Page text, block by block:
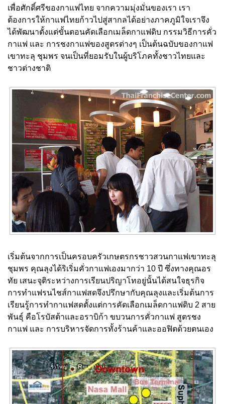
เพื่อศักดิ์ศรีของกาแฟไทย จากความมุ่งมั่นของเรา เรา
ต้องการให้กาแฟไทยก้าวไปสู่สากลได้อย่างภาคภูมิใจเราจึง
ได้พัฒนาตั้งแต่ขั้นตอนคัดเลือกเมล็ดกาแฟดิบ กรรมวิธีการคั่ว
กาแฟ และ การชงกาแฟของสูตรต่างๆ เป็นต้นฉบับของกาแฟ
เขาทะลุ ชุมพร จนเป็นที่ยอมรับในผู้บริโภคทั้งชาวไทยและ
ชาวต่างชาติ
เริ่มต้นจากการเป็นครอบครัวเกษตรกรชาวสวนกาแฟเขาทะลุ
ชุมพร คุณลุงได้ริเริ่มคั่วกาแฟเองมากว่า 10 ปี ซึ่งทางคุณอร
ทัย เสนะจุติระหว่างการเรียนปริญาโทอยู่นั้นได้สนใจธุรกิจ
การทำแฟรนไชส์กาแฟสดจึงปรึกษากับคุณลุงและเริ่มต้นการ
เรียนรู้การทำกาแฟสดตั้งแต่การคัดเลือกเมล็ดกาแฟดิบ 2 สาย
พันธุ์ คือโรบัสต้าและอราบิก้า ขบวนการคั่วกาแฟ สูตรชง
กาแฟ และ การบริหารจัดการทั้งร้านค้าและออฟิตด้วยตนเอง